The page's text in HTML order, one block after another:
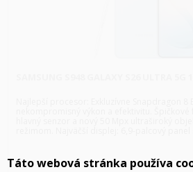
Táto webová stránka používa